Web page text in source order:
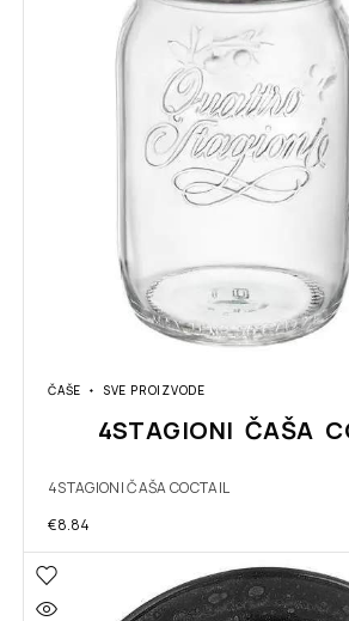
ČAŠE SVE PROIZVODE
4STAGIONI ČAŠA
4STAGIONI ČAŠA COCTAIL
€8.84